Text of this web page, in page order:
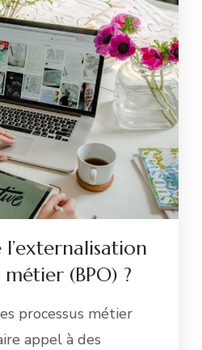
l’externalisation
(BPO) ?
processus métier
appel à des